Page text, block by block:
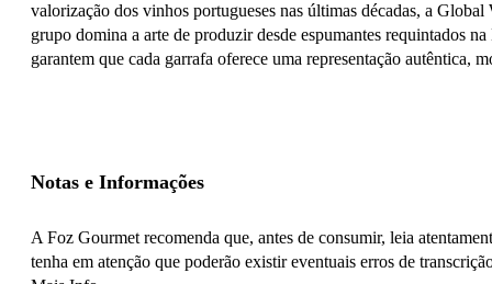
valorização dos vinhos portugueses nas últimas décadas, a
grupo domina a arte de produzir desde espumantes requintados
garantem que cada garrafa oferece uma representação autêntica,
Notas e Informações
A Foz Gourmet recomenda que, antes de consumir, leia
tenha em atenção que poderão existir eventuais erros de